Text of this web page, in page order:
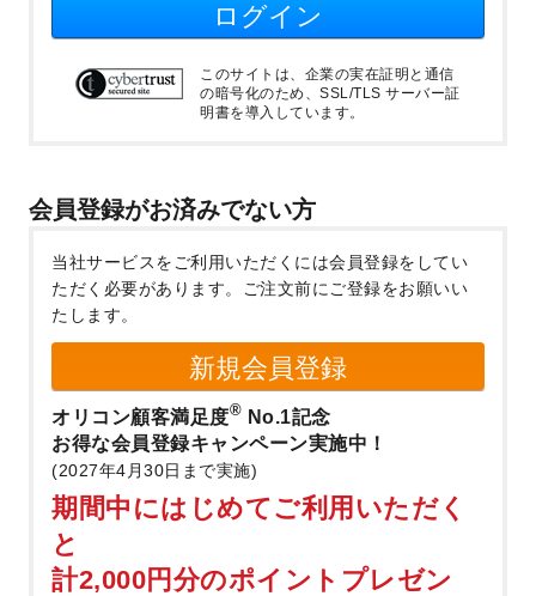
ログイン
このサイトは、企業の実在証明と通信
の暗号化のため、SSL/TLS サーバー証
明書を導入しています。
会員登録がお済みでない方
当社サービスをご利用いただくには会員登録をしてい
ただく必要があります。
ご注文前にご登録をお願いい
たします。
新規会員登録
オリコン顧客満足度® No.1記念
お得な会員登録キャンペーン実施中！
(2027年4月30日まで実施)
期間中にはじめてご利用いただく
と
計2,000円分のポイントプレゼン